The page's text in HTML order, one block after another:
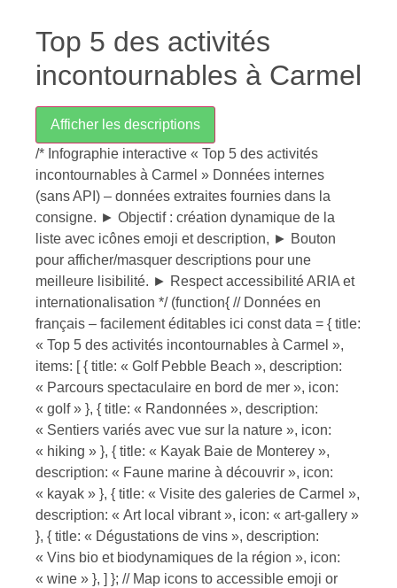
Top 5 des activités
incontournables à Carmel
Afficher les descriptions
/* Infographie interactive « Top 5 des activités
incontournables à Carmel » Données internes
(sans API) – données extraites fournies dans la
consigne. ► Objectif : création dynamique de la
liste avec icônes emoji et description, ► Bouton
pour afficher/masquer descriptions pour une
meilleure lisibilité. ► Respect accessibilité ARIA et
internationalisation */ (function{ // Données en
français – facilement éditables ici const data = { title:
« Top 5 des activités incontournables à Carmel »,
items: [ { title: « Golf Pebble Beach », description:
« Parcours spectaculaire en bord de mer », icon:
« golf » }, { title: « Randonnées », description:
« Sentiers variés avec vue sur la nature », icon:
« hiking » }, { title: « Kayak Baie de Monterey »,
description: « Faune marine à découvrir », icon:
« kayak » }, { title: « Visite des galeries de Carmel »,
description: « Art local vibrant », icon: « art-gallery »
}, { title: « Dégustations de vins », description:
« Vins bio et biodynamiques de la région », icon:
« wine » }, ] }; // Map icons to accessible emoji or